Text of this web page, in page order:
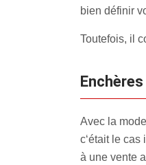
bien définir
Toutefois, il
Avec la
c‘était le
à une vente